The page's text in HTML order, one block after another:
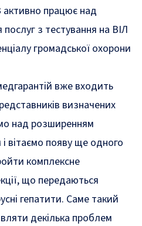
працює над
з тестування на ВІЛ
громадської охорони
вже входить
визначених
над розширенням
і вітаємо появу ще одного
комплексне
що передаються
гепатити. Саме такий
декілька проблем